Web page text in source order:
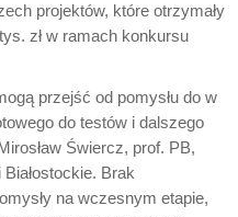
projektów, które otrzymały
zł w ramach konkursu
przejść od pomysłu do w
do testów i dalszego
Świercz, prof. PB,
Brak
na wczesnym etapie,